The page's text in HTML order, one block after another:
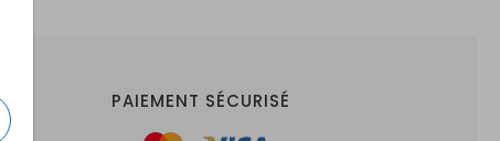
PAIEMENT SÉCURISÉ